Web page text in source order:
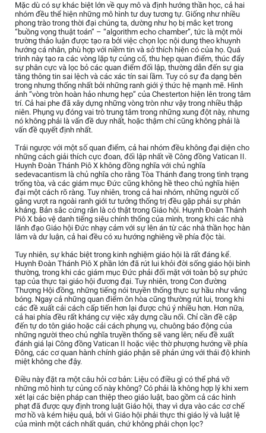
Mặc dù có sự khác biệt lớn về quy mô và định hướng thần học, cả hai
nhóm đều thể hiện những mô hình tư duy tương tự. Giống như nhiều
phong trào trong thời đại chúng ta, dường như họ bị mắc kẹt trong
“buồng vọng thuật toán” – “algorithm echo chamber”, tức là một môi
trường thảo luận được tạo ra bởi việc chọn lọc nội dung theo khuynh
hướng cá nhân, phù hợp với niềm tin và sở thích hiện có của họ. Quá
trình này tạo ra các vòng lặp tự củng cố, thu hẹp quan điểm, thúc đẩy
sự phân cực và lọc bỏ các quan điểm đối lập, thường dẫn đến sự gia
tăng thông tin sai lệch và các xác tín sai lầm. Tuy có sự đa dạng bên
trong nhưng thống nhất bởi những ranh giới ý thức hệ mạnh mẽ. Hình
ảnh “vòng tròn hoàn hảo nhưng hẹp” của Chesterton hiện lên trong tâm
trí. Cả hai phe đã xây dựng những vòng tròn như vậy trong nhiều thập
niên. Phụng vụ đóng vai trò trung tâm trong những xung đột này, nhưng
nó không phải là vấn đề duy nhất, hoặc thậm chí cũng không phải là
vấn đề quyết định nhất.
Trái ngược với một số quan điểm, cả hai nhóm đều không đại diện cho
những cách giải thích cực đoan, đối lập nhất về Công đồng Vatican II.
Huynh Đoàn Thánh Piô X không đồng nghĩa với chủ nghĩa
sedevacantism là chủ nghĩa cho rằng Tòa Thánh đang trong tình trạng
trống tòa, và các giám mục Đức cũng không hề theo chủ nghĩa hiện
đại một cách rõ ràng. Tuy nhiên, trong cả hai nhóm, những người cố
gắng vượt ra ngoài ranh giới tư tưởng thống trị đều gặp phải sự phản
kháng. Bản sắc cứng rắn là có thật trong Giáo hội. Huynh Đoàn Thánh
Piô X bảo vệ danh tiếng siêu chính thống của mình, trong khi các nhà
lãnh đạo Giáo hội Đức nhạy cảm với sự lên án từ các nhà thần học hàn
lâm và dư luận, cả hai đều có xu hướng nghiêng về phía độc tài.
Tuy nhiên, sự khác biệt trong kinh nghiệm giáo hội là rất đáng kể.
Huynh Đoàn Thánh Piô X phần lớn đã rút lui khỏi đời sống giáo hội bình
thường, trong khi các giám mục Đức phải đối mặt với toàn bộ sự phức
tạp của thực tại giáo hội đương đại. Tuy nhiên, trong Con đường
Thượng Hội đồng, những tiếng nói truyền thống thực sự hầu như vắng
bóng. Ngay cả những quan điểm ôn hòa cũng thường rút lui, trong khi
các đề xuất cải cách cấp tiến hơn lại được chú ý nhiều hơn. Hơn nữa,
cả hai phía đều rất kháng cự việc xây dựng cầu nối. Chỉ cần đề cập
đến tự do tôn giáo hoặc cải cách phụng vụ, chuông báo động của
những người theo chủ nghĩa truyền thống sẽ vang lên; nếu đề xuất
đánh giá lại Công đồng Vatican II hoặc việc thờ phượng hướng về phía
Đông, các cơ quan hành chính giáo phận sẽ phản ứng với thái độ khinh
miệt không che đậy.
Điều này đặt ra một câu hỏi cơ bản: Liệu có điều gì có thể phá vỡ
những mô hình tự củng cố này không? Có phải là không hợp lý khi xem
xét lại các biện pháp can thiệp theo giáo luật, bao gồm cả các hình
phạt đã được quy định trong luật Giáo hội, thay vì dựa vào các cơ chế
mơ hồ và kém hiệu quả, bởi vì Giáo hội phải thực thi giáo lý và luật lệ
của mình một cách nhất quán, chứ không phải chọn lọc?